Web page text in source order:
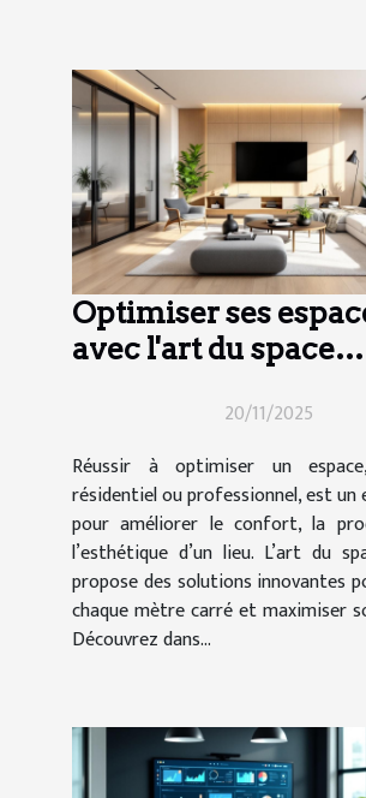
Optimiser ses
avec l'art du space
20/11/2025
Réussir à optimiser un
résidentiel ou professionnel, est un
pour améliorer le confort, la
l’esthétique d’un lieu. L’art du
propose des solutions innovantes
chaque mètre carré et maximiser
Découvrez dans...